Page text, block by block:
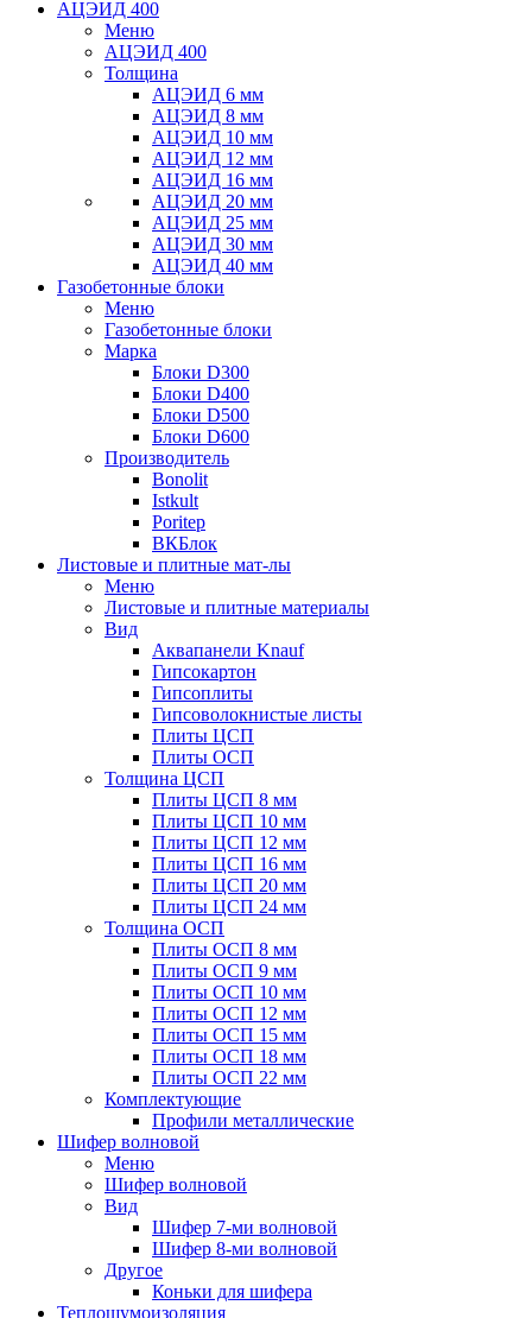
АЦЭИД 400
Меню
АЦЭИД 400
Толщина
АЦЭИД 6 мм
АЦЭИД 8 мм
АЦЭИД 10 мм
АЦЭИД 12 мм
АЦЭИД 16 мм
АЦЭИД 20 мм
АЦЭИД 25 мм
АЦЭИД 30 мм
АЦЭИД 40 мм
Газобетонные блоки
Меню
Газобетонные блоки
Марка
Блоки D300
Блоки D400
Блоки D500
Блоки D600
Производитель
Bonolit
Istkult
Poritep
ВКБлок
Листовые и плитные мат-лы
Меню
Листовые и плитные материалы
Вид
Аквапанели Knauf
Гипсокартон
Гипсоплиты
Гипсоволокнистые листы
Плиты ЦСП
Плиты ОСП
Толщина ЦСП
Плиты ЦСП 8 мм
Плиты ЦСП 10 мм
Плиты ЦСП 12 мм
Плиты ЦСП 16 мм
Плиты ЦСП 20 мм
Плиты ЦСП 24 мм
Толщина ОСП
Плиты ОСП 8 мм
Плиты ОСП 9 мм
Плиты ОСП 10 мм
Плиты ОСП 12 мм
Плиты ОСП 15 мм
Плиты ОСП 18 мм
Плиты ОСП 22 мм
Комплектующие
Профили металлические
Шифер волновой
Меню
Шифер волновой
Вид
Шифер 7-ми волновой
Шифер 8-ми волновой
Другое
Коньки для шифера
Теплошумоизоляция